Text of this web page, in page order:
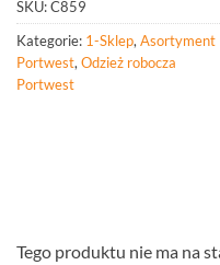
SKU:C859
Kategorie: 1-Sklep,Asortyment
Portwest,Odzież robocza
Portwest
Tego produktu nie ma na